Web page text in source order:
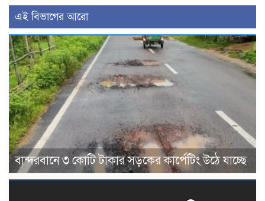
এই বিভাগের আরো
বান্দরবানে ৩ কোটি টাকার সড়কের কার্পেটিং উঠে যাচ্ছে